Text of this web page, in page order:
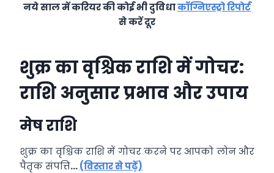
नये साल में करियर की कोई भी दुविधाकॉग्निएस्ट्रो रिपोर्ट
से करें दूर
शुक्र का वृश्चिक राशि में गोचर:
राशि अनुसार प्रभाव और उपाय
मेष राशि
शुक्र का वृश्चिक राशि में गोचर करने पर आपको लोन और
पैतृक संपत्ति…(विस्तार से पढ़ें)